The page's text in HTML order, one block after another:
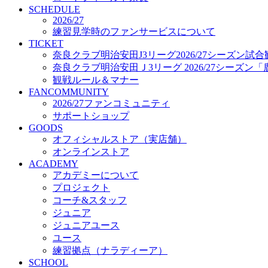
プロジェクト
コーチ&スタッフ
ジュニア
ジュニアユース
ユース
練習拠点（ナラディーア）
SCHOOL
CLUB
2026/27 パートナー企業
パートナー募集
クラブ理念
クラブ情報
サステナビリティ
Web制作支援
応援プロジェクト
SCHEDULE
2026/27
練習見学時のファンサービスについて
TICKET
奈良クラブ明治安田J3リーグ2026/27シーズン試合
奈良クラブ明治安田Ｊ3リーグ 2026/27シーズン「
観戦ルール＆マナー
FANCOMMUNITY
2026/27ファンコミュニティ
サポートショップ
GOODS
オフィシャルストア（実店舗）
オンラインストア
ACADEMY
アカデミーについて
プロジェクト
コーチ&スタッフ
ジュニア
ジュニアユース
ユース
練習拠点（ナラディーア）
SCHOOL